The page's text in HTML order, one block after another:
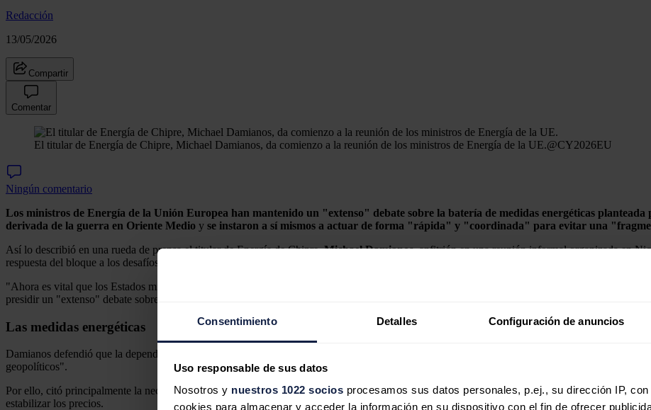
Consentimiento Detalles Configuración de anuncios
Uso responsable de sus datos
Nosotros y nuestros 1022 socios procesamos sus datos personales, p.ej., su dirección IP,
cookies para almacenar y acceder la información en su dispositivo con el fin de ofrecer
Redacción
13/05/2026
Compartir
Comentar
El titular de Energía de Chipre, Michael Damianos, da comienzo a la reunión de los ministros de Energía de la UE.@CY2026EU
Ningún comentario
Los ministros de Energía de la Unión Europea han mantenido un "extenso" debate sobre la batería de medidas energéticas
derivada de la guerra en Oriente Medio y se instaron a sí mismos a actuar de forma "rápida" y "coordinada" para evitar una
Así lo describió en una rueda de prensa el titular de Energía de Chipre,Michael Damianos, anfitrión en una reunión informal organizada en
respuesta del bloque a los desafíos que presenta el conflicto, esencialmente por el encarecimiento de los combustibles.
"Ahora es vital que los Estados miembros implementen rápido y de manera coordinada estas medidas para evitar respuestas fragmentadas y
presidir un "extenso" debate sobre las medidas planteadas por
Las medidas energéticas
Damianos defendió que la dependencia actual del club en las importaciones de combustibles fósiles es un "importante riesgo económico y de
geopolíticos".
Por ello, citó principalmente la necesidad de "acelerar" laelectrificacióndel continente y de "reforzar la capacidad de almacenamiento
estabilizar los precios.